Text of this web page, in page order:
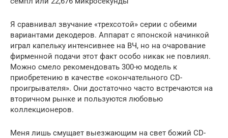
Я сравнивал звучание «трехсотой» серии с обеими
вариантами декодеров. Аппарат с японской начинкой
играл капельку интенсивнее на ВЧ, но на очарование
фирменной подачи этот факт особо никак не повлиял.
Можно смело рекомендовать 300-ю модель к
приобретению в качестве «окончательного CD-
проигрывателя». Они достаточно часто встречаются на
вторичном рынке и пользуются любовью
коллекционеров.
Меня лишь смущает выезжающим на свет божий CD-